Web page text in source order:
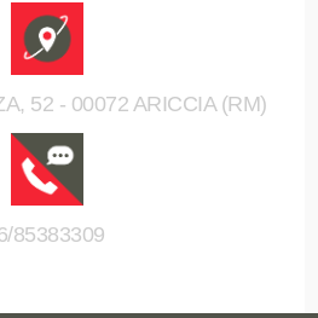
52 - 00072 ARICCIA (RM)
85383309